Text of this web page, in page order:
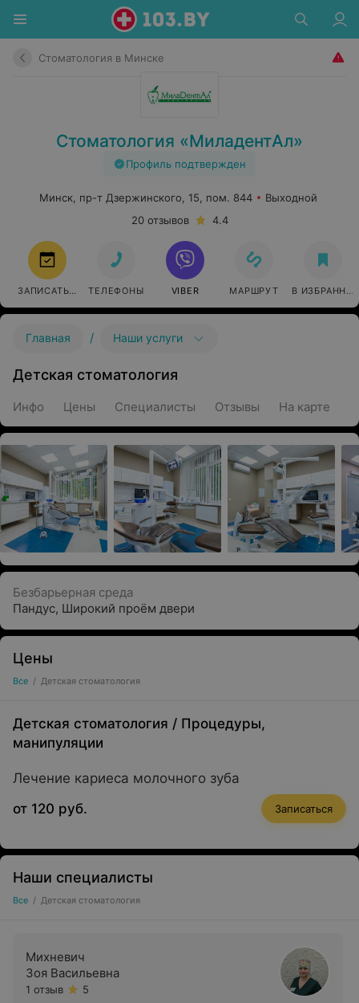
Стоматология в Минске
Стоматология «МиладентАл»
Профиль подтвержден
Минск, пр-т Дзержинского, 15, пом. 844
Выходной
20 отзывов
4.4
ЗАПИСАТЬСЯ ТЕЛЕФОНЫ VIBER МАРШРУТ В ИЗБРАННОЕ
Главная / Наши услуги
Детская стоматология
Инфо Цены Специалисты Отзывы На карте
Безбарьерная среда
Пандус, Широкий проём двери
Цены
Все / Детская стоматология
Детская стоматология / Процедуры,
манипуляции
Лечение кариеса молочного зуба
от 120 руб.
Записаться
Наши специалисты
Все / Детская стоматология
Михневич
Зоя Васильевна
1 отзыв
5